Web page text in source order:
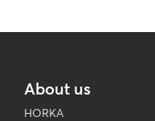
About us
HORKA